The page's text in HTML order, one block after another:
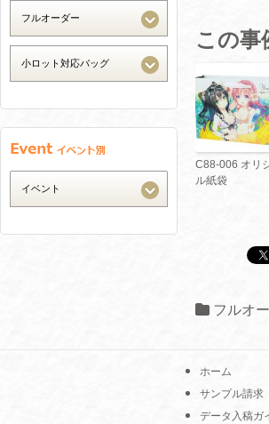
この事
C88-006 オリ
ル紙袋
フルオ
ホーム
サンプル請求
データ入稿ガ